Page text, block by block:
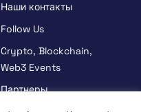
Наши контакты
Follow Us
Crypto, Blockchain,
Web3 Events
Партнеры